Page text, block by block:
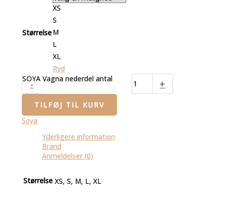
Størrelse
XS
S
M
L
XL
Ryd
-
SOYA Vagna nederdel antal +
TILFØJ TIL KURV
Soya
Yderligere information
Brand
Anmeldelser (0)
Størrelse XS, S, M, L, XL